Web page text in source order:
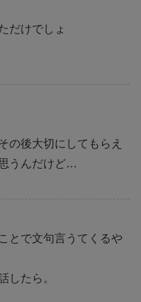
だけでしょ
の後大切にしてもらえ
うんだけど…
とで文句言うてくるや
したら。